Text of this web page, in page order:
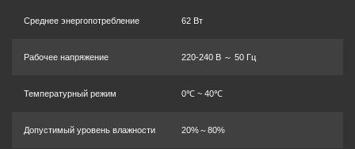
Среднее энергопотребление 62 Вт
Рабочее напряжение 220-240 В ～ 50 Гц
Температурный режим 0℃ ~ 40℃
Допустимый уровень влажности 20%～80%